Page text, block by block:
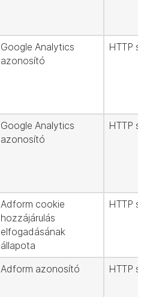
Google Analytics
azonosító
HTTP
Google Analytics
azonosító
HTTP
Adform cookie
hozzájárulás
elfogadásának
állapota
HTTP
Adform azonosító HTTP